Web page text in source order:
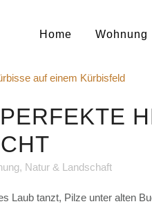
Home Wohnung
, Natur & Landschaft
Laub tanzt, Pilze unter alten